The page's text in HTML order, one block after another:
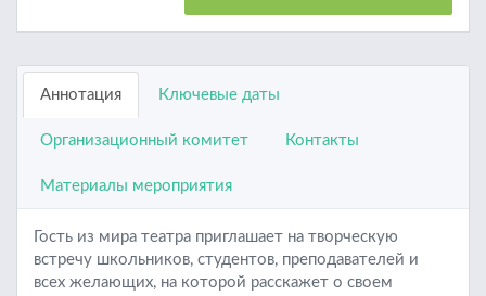
Аннотация Ключевые даты
Организационный комитет Контакты
Материалы мероприятия
Гость из мира театра приглашает на творческую
встречу школьников, студентов, преподавателей и
всех желающих, на которой расскажет о своем